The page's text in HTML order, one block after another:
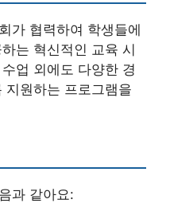
가 협력하여 학생들에
는 혁신적인 교육 시
업 외에도 다양한 경
지원하는 프로그램을
과 같아요: